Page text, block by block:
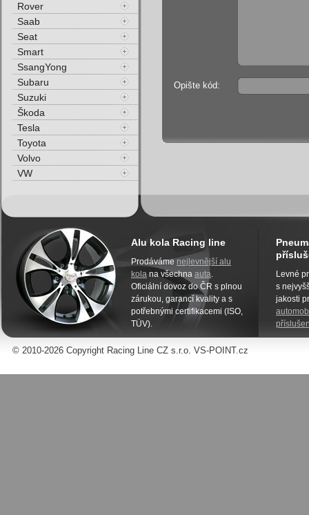
Opište kód:
Rover
Saab
Seat
Smart
SsangYong
Subaru
Suzuki
Škoda
Tesla
Toyota
Volvo
VW
Alu kola Racing line
Prodáváme nejlevnější alu
kola na všechna auta.
Oficiální dovoz do ČR s plnou
zárukou, garancí kvality a s
potřebnými certifikacemi (ISO,
TÜV).
Levné
s
jakosti
© 2010-2026 Copyright Racing Line CZ s.r.o. VS-POINT.cz